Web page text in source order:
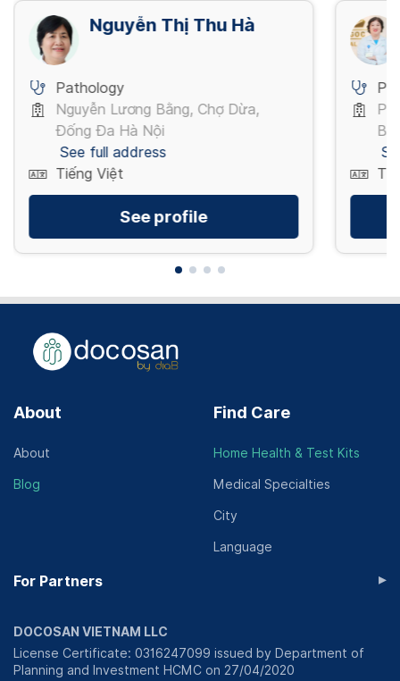
View moreNguyễn Thị Thu Hà
Pathology
Nguyễn Lương Bằng, Chợ Dừa,
Đống Đa Hà Nội
See full address
Tiếng Việt
See profile
Ba
About
About
Blog
Find Care
Home Health & Test Kits
Medical Specialties
City
Language
For Partners ▸
DOCOSAN VIETNAM LLC
License Certificate: 0316247099 issued by Department of
Planning and Investment HCMC on 27/04/2020